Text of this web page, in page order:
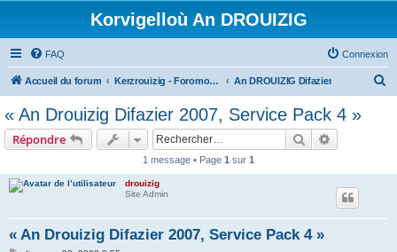
Korvigelloù An DROUIZIG
FAQ Connexion
Accueil du forum Kerzrouizig - Foromoù An Drouizig An DROUIZIG Difazier
« An Drouizig Difazier 2007, Service Pack 4 »
Répondre Rechercher
1 message • Page 1 sur 1
drouizig
Site Admin
« An Drouizig Difazier 2007, Service Pack 4 »